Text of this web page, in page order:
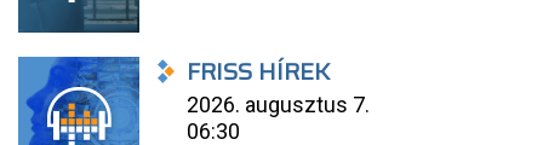
FRISS HÍREK
2026. augusztus 7.
06:30